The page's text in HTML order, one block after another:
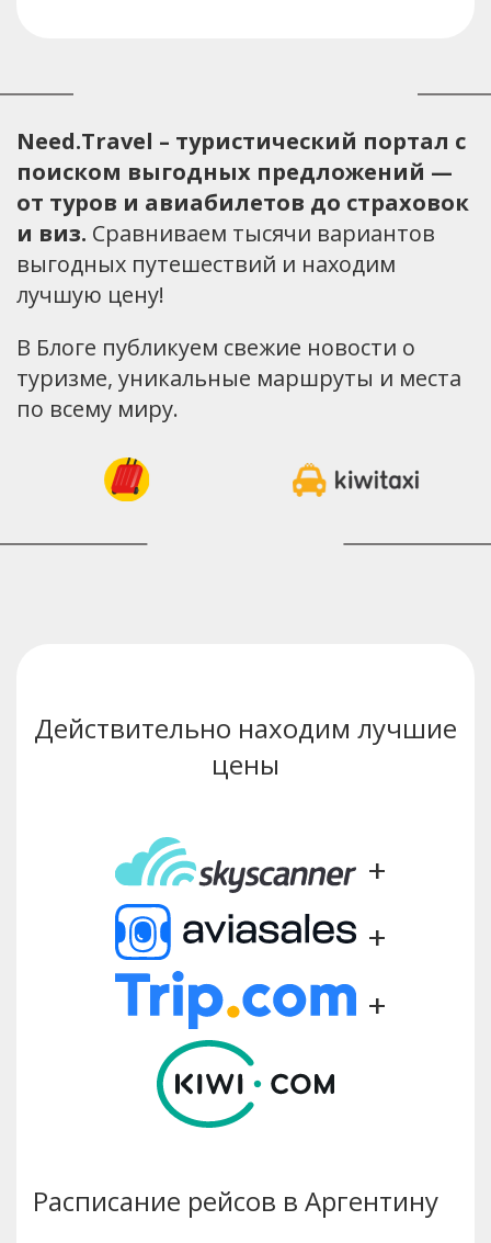
Need.Travel – туристический портал с
поиском выгодных предложений —
от туров и авиабилетов до страховок
и виз. Сравниваем тысячи вариантов
выгодных путешествий и находим
лучшую цену!
В Блоге публикуем свежие новости о
туризме, уникальные маршруты и места
по всему миру.
Действительно находим лучшие
цены
+
+
+
Расписание рейсов в Аргентину